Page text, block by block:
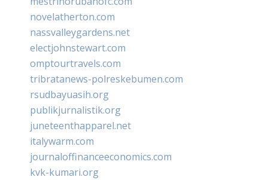
novelatherton.com
nassvalleygardens.net
electjohnstewart.com
omptourtravels.com
tribratanews-polreskebumen.com
rsudbayuasih.org
publikjurnalistik.org
juneteenthapparel.net
italywarm.com
journaloffinanceeconomics.com
kvk-kumari.org